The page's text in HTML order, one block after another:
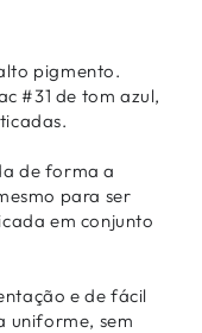
pigmento.
#31 de tom azul,
de forma a
para ser
em conjunto
e de fácil
uniforme, sem